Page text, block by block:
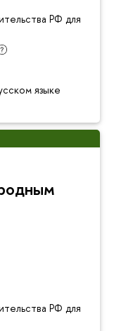
РФ для
языке
РФ для